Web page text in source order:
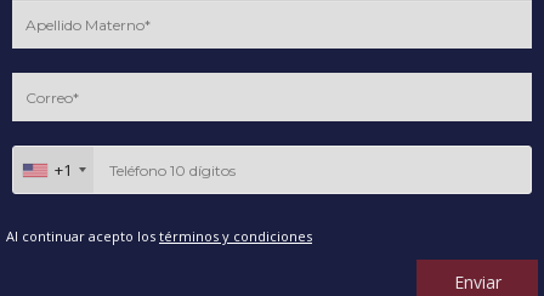
+1
Al continuar acepto los términos y condiciones
Enviar